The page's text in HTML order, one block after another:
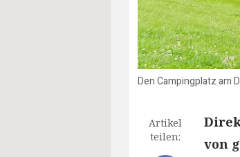
Den Campingplatz am
Artikel
teilen:
von